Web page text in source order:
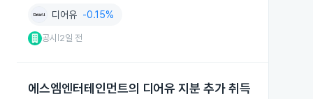
디어유 -0.15%
공시 2일 전
에스엠엔터테인먼트의 디어유 지분 추가 취득